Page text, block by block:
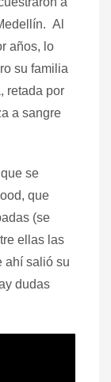
Al
años, lo
su familia
retada por
a sangre
se
que
(se
ellas las
ahí salió su
dudas